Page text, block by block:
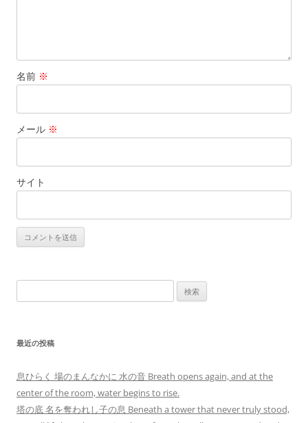
名前 ※
メール ※
サイト
索:
最近の投稿
息ひらく 場のまんなかに 水の音 Breath opens again, and at the
center of the room, water begins to rise.
塔の底 名を奪われし子の息 Beneath a tower that never truly stood,